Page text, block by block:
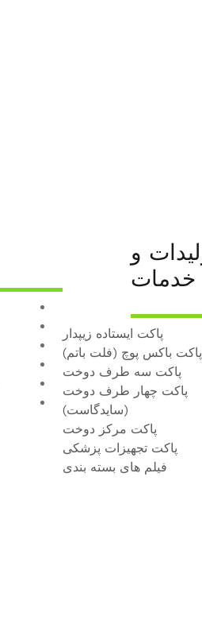
و
خدمات
پاکت ایستاده زیپدار
پاکت باکس پوچ (فلت باتم)
پاکت سه طرف دوخت
پاکت چهار طرف دوخت
(سایدگاست)
پاکت مرکز دوخت
پاکت تجهیزات پزشکی
فیلم های بسته‌ بندی